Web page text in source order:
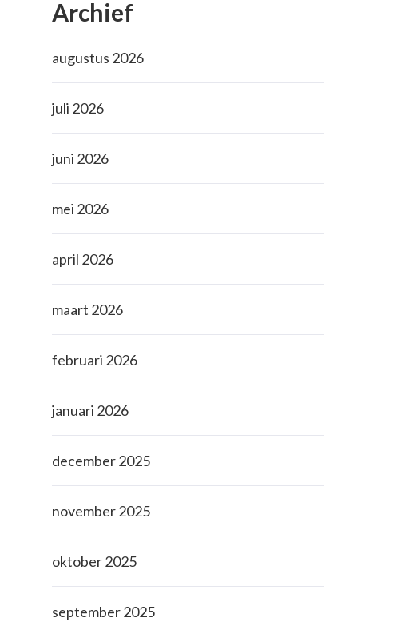
Archief
augustus 2026
juli 2026
juni 2026
mei 2026
april 2026
maart 2026
februari 2026
januari 2026
december 2025
november 2025
oktober 2025
september 2025